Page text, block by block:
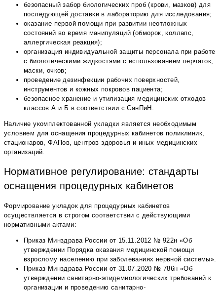
безопасный забор биологических проб (крови, мазков) для
последующей доставки в лабораторию для исследования;
оказание первой помощи при развитии неотложных
состояний во время манипуляций (обморок, коллапс,
аллергическая реакция);
организация индивидуальной защиты персонала при работе
с биологическими жидкостями с использованием перчаток,
маски, очков;
проведение дезинфекции рабочих поверхностей,
инструментов и кожных покровов пациента;
безопасное хранение и утилизация медицинских отходов
классов А и Б в соответствии с СанПиН.
Наличие укомплектованной укладки является необходимым
условием для оснащения процедурных кабинетов поликлиник,
стационаров, ФАПов, центров здоровья и иных медицинских
организаций.
Нормативное регулирование: стандарты
оснащения процедурных кабинетов
Формирование укладок для процедурных кабинетов
осуществляется в строгом соответствии с действующими
нормативными актами:
Приказ Минздрава России от 15.11.2012 № 922н «Об
утверждении Порядка оказания медицинской помощи
взрослому населению при заболеваниях нервной системы».
Приказ Минздрава России от 31.07.2020 № 786н «Об
утверждении санитарно-эпидемиологических требований к
организации и проведению санитарно-